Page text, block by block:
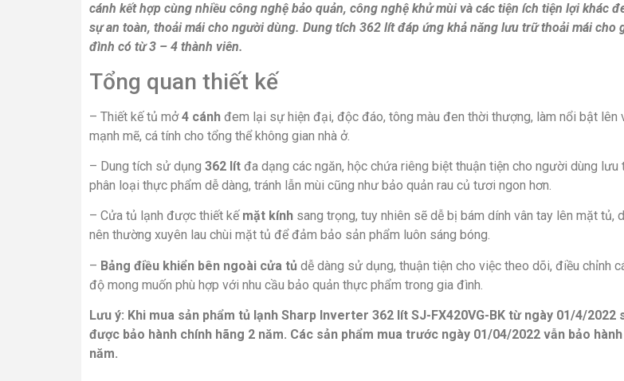
cánh kết hợp cùng nhiều công nghệ bảo quản, công nghệ khử mùi và các tiện ích tiện lợi khác
sự an toàn, thoải mái cho người dùng. Dung tích 362 lít đáp ứng khả năng lưu trữ thoải mái cho
đình có từ 3 – 4 thành viên.
Tổng quan thiết kế
– Thiết kế tủ mở4 cánh đem lại sự hiện đại, độc đáo, tông màu đen thời thượng, làm nổi bật lên
mạnh mẽ, cá tính cho tổng thể không gian nhà ở.
– Dung tích sử dụng 362 lít đa dạng các ngăn, hộc chứa riêng biệt thuận tiện cho người dùng lưu
phân loại thực phẩm dễ dàng, tránh lẫn mùi cũng như bảo quản rau củ tươi ngon hơn.
– Cửa tủ lạnh được thiết kế mặt kính sang trọng, tuy nhiên sẽ dễ bị bám dính vân tay lên mặt tủ,
nên thường xuyên lau chùi mặt tủ để đảm bảo sản phẩm luôn sáng bóng.
– Bảng điều khiển bên ngoài cửa tủ dễ dàng sử dụng, thuận tiện cho việc theo dõi, điều chỉnh
độ mong muốn phù hợp với nhu cầu bảo quản thực phẩm trong gia đình.
Lưu ý: Khi mua sản phẩm tủ lạnh Sharp Inverter 362 lít SJ-FX420VG-BK từ ngày 01/4/2022
được bảo hành chính hãng 2 năm. Các sản phẩm mua trước ngày 01/04/2022 vẫn bảo hành
năm.